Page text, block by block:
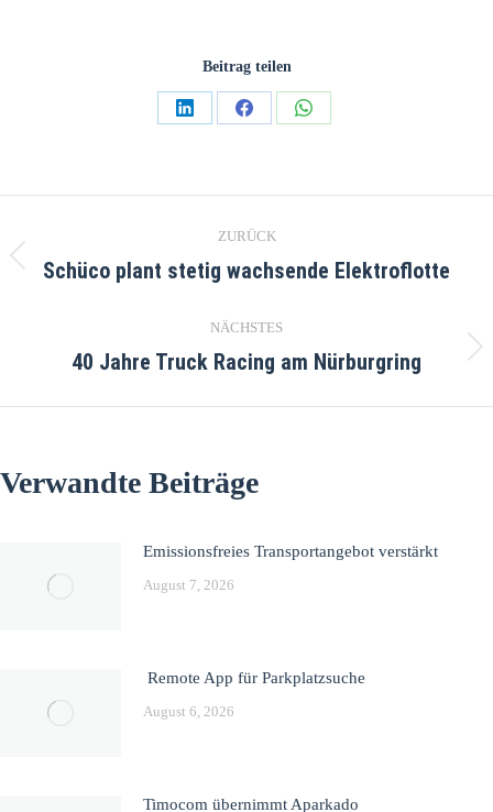
Beitrag teilen
ZURÜCK
Schüco plant stetig wachsende Elektroflotte
NÄCHSTES
40 Jahre Truck Racing am Nürburgring
Verwandte Beiträge
Emissionsfreies Transportangebot verstärkt
August 7, 2026
Remote App für Parkplatzsuche
August 6, 2026
Timocom übernimmt Aparkado